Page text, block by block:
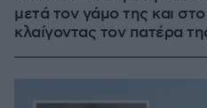
μετά τον γάμο της και
κλαίγοντας τον πατέρα